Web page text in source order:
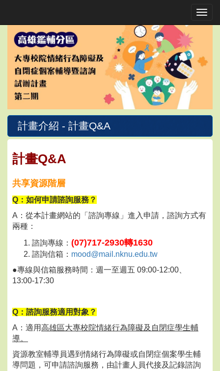
計畫介紹 - 計畫Q&A
計畫Q&A
共享資源階層
Q：如何申請諮詢服務？
A：從本計畫網站的「諮詢專線」進入申請，諮詢方式有
兩種：
諮詢專線： (07)717-2930轉1630
諮詢信箱： mood@mail.nknu.edu.tw
●專線與信箱服務時間：週一至週五 09:00-12:00、
13:00-17:30
Q：諮詢服務適用對象？
A：適用高雄區大專校院情緒行為障礙及自閉症學生輔
導。
資源教室輔導員遇到情緒行為障礙或自閉症個案學生輔
導問題，可申請諮詢服務，由計畫人員代接及記錄諮詢